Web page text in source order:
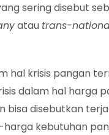
sering disebut
atau trans-
hal krisis pangan
dalam hal harga
bisa disebutkan
kebutuhan